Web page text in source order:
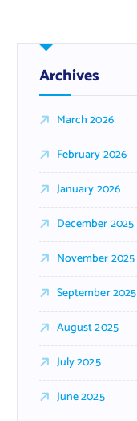
Archives
March 2026
February 2026
January 2026
December 2025
November 2025
September 2025
August 2025
July 2025
June 2025